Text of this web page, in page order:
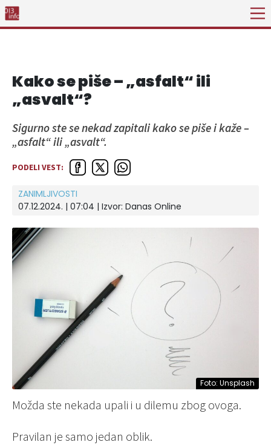
Kako se piše – „asfalt“ ili
„asvalt“?
Sigurno ste se nekad zapitali kako se piše i kaže –
„asfalt“ ili „asvalt“.
PODELI VEST:
ZANIMLJIVOSTI
07.12.2024. | 07:04 | Izvor: Danas Online
Foto: Unsplash
Možda ste nekada upali i u dilemu zbog ovoga.
Pravilan je samo jedan oblik.